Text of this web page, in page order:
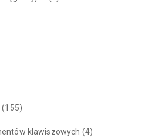
(155)
klawiszowych (4)